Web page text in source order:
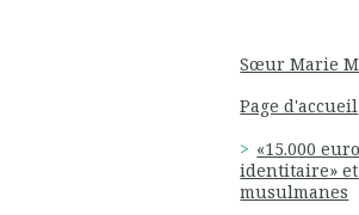
Sœur Marie
Page d'accueil
«15.000
identitaire»
musulmanes